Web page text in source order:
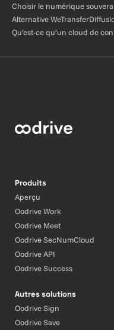
Choisir le numérique
Alternative WeTransfer
Qu’est-ce qu’un cloud de
Produits
Aperçu
Oodrive Work
Oodrive Meet
Oodrive SecNumCloud
Oodrive API
Oodrive Success
Autres solutions
Oodrive Sign
Oodrive Save